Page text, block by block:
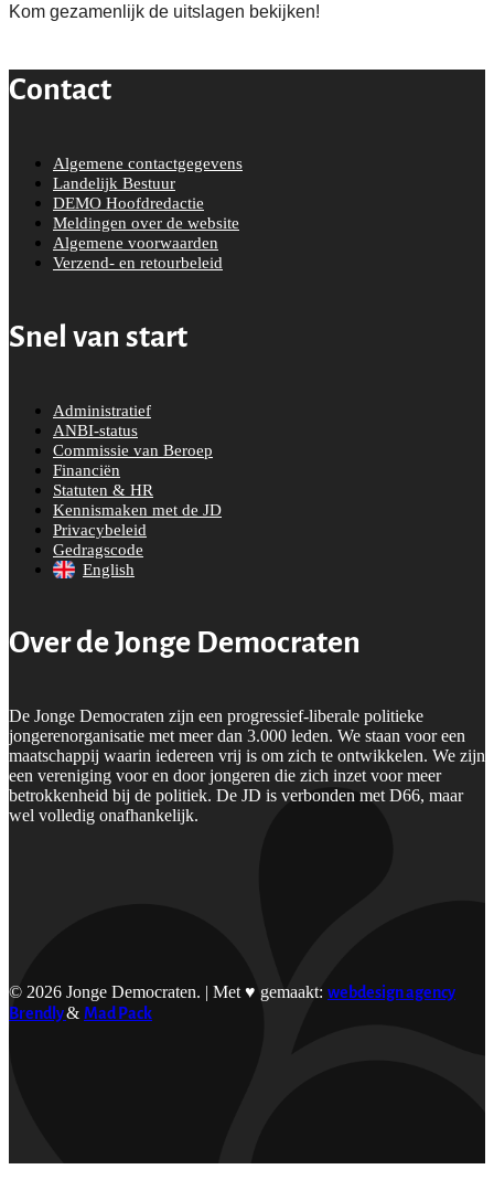
Kom gezamenlijk de uitslagen bekijken!
Contact
Algemene contactgegevens
Landelijk Bestuur
DEMO Hoofdredactie
Meldingen over de website
Algemene voorwaarden
Verzend- en retourbeleid
Snel van start
Administratief
ANBI-status
Commissie van Beroep
Financiën
Statuten & HR
Kennismaken met de JD
Privacybeleid
Gedragscode
English
Over de Jonge Democraten
De Jonge Democraten zijn een progressief-liberale politieke
jongerenorganisatie met meer dan 3.000 leden. We staan voor een
maatschappij waarin iedereen vrij is om zich te ontwikkelen. We zijn
een vereniging voor en door jongeren die zich inzet voor meer
betrokkenheid bij de politiek. De JD is verbonden met D66, maar
wel volledig onafhankelijk.
© 2026 Jonge Democraten. | Met ♥︎ gemaakt: webdesign agency
Brendly& Mad Pack